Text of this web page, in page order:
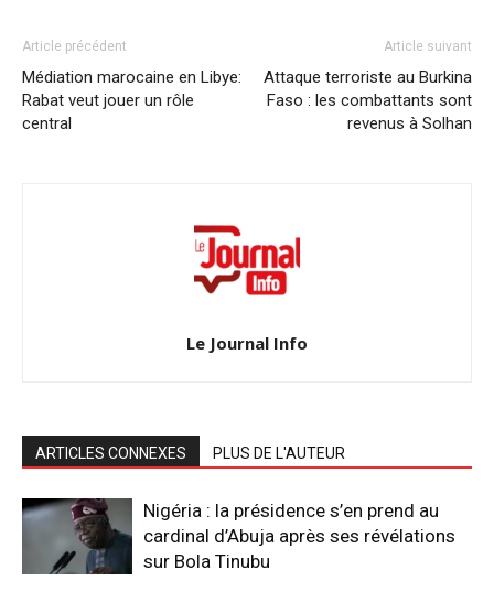
Article précédent
Médiation marocaine en Libye:
Rabat veut jouer un rôle
central
Article suivant
Attaque terroriste au Burkina
Faso : les combattants sont
revenus à Solhan
Le Journal Info
ARTICLES CONNEXES PLUS DE L'AUTEUR
Nigéria : la présidence s’en prend au
cardinal d’Abuja après ses révélations
sur Bola Tinubu